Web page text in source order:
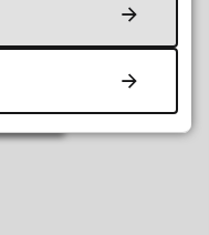
etter?
Nei